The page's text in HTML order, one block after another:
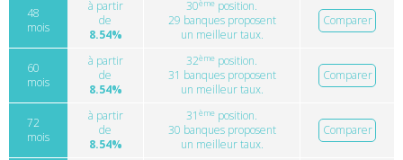
48
mois
à partir
de
8.54%
30ème position.
29 banques proposent
un meilleur taux.
Comparer
60
mois
à partir
de
8.54%
32ème position.
31 banques proposent
un meilleur taux.
Comparer
72
mois
à partir
de
8.54%
31 ème position.
30 banques proposent
un meilleur taux.
Comparer